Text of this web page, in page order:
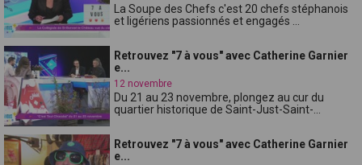
La Soupe des Chefs c'est 20 chefs stéphanois
et ligériens passionnés et engagés ...
Retrouvez "7 à vous" avec Catherine Garnier
e...
12 novembre
Du 21 au 23 novembre, plongez au cur du
quartier historique de Saint-Just-Saint-...
Retrouvez "7 à vous" avec Catherine Garnier
e...